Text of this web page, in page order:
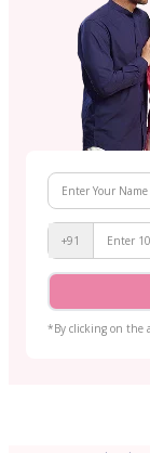
+91
*By clicking on the